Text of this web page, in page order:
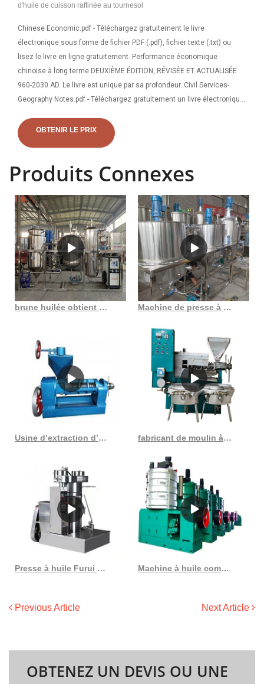
d'huile de cuisson raffinée au tournesol
Chinese Economic.pdf - Téléchargez gratuitement le livre
électronique sous forme de fichier PDF (.pdf), fichier texte (.txt) ou
lisez le livre en ligne gratuitement. Performance économique
chinoise à long terme DEUXIÈME ÉDITION, RÉVISÉE ET ACTUALISÉE
960-2030 AD. Le livre est unique par sa profondeur. Civil Services-
Geography Notes.pdf - Téléchargez gratuitement un livre électronique
ligne gratuitement. Index de géographie mondiale S.no Sujet 1.
L'Univers 2.. Système solaire 3. La terre 14 4. conditions climatiques
OBTENIR LE PRIX
Produits Connexes
brune huilée obtient une machine à baiser/redtube free toys porn Machine de presse à huile froide de tournesol de sésame d’arachide de vente directe d’usine
Usine d’extraction d’huile de germe de maïs de 30 tonnes par jour au Togo fabricant de moulin à huile fabricant de moulin à huile en France
Presse à huile Furui Machinery Equipment Co Ltd en Côte d’Ivoire Machine à huile comestible, nouveau design, huile brute à petite échelle, huile de son de riz
Previous Article Next Article
OBTENEZ UN DEVIS OU UNE